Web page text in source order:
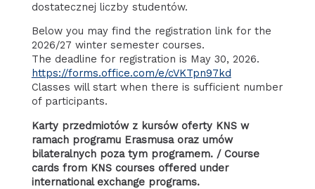
dostatecznej liczby studentów.
Below you may find the registration link for the
2026/27 winter semester courses.
The deadline for registration is May 30, 2026.
https://forms.office.com/e/cVKTpn97kd
Classes will start when there is sufficient number
of participants.
Karty przedmiotów z kursów oferty KNS w
ramach programu Erasmusa oraz umów
bilateralnych poza tym programem. / Course
cards from KNS courses offered under
international exchange programs.